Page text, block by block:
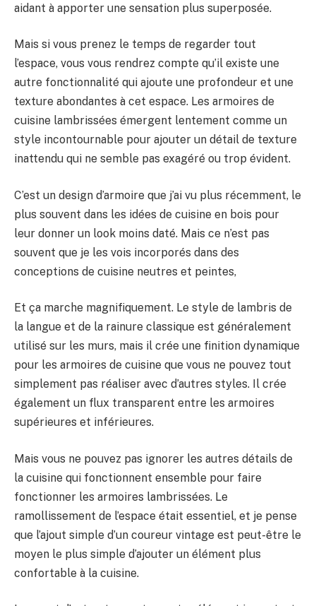
aidant à apporter une sensation plus superposée.
Mais si vous prenez le temps de regarder tout
l’espace, vous vous rendrez compte qu’il existe une
autre fonctionnalité qui ajoute une profondeur et une
texture abondantes à cet espace. Les armoires de
cuisine lambrissées émergent lentement comme un
style incontournable pour ajouter un détail de texture
inattendu qui ne semble pas exagéré ou trop évident.
C’est un design d’armoire que j’ai vu plus récemment, le
plus souvent dans les idées de cuisine en bois pour
leur donner un look moins daté. Mais ce n’est pas
souvent que je les vois incorporés dans des
conceptions de cuisine neutres et peintes,
Et ça marche magnifiquement. Le style de lambris de
la langue et de la rainure classique est généralement
utilisé sur les murs, mais il crée une finition dynamique
pour les armoires de cuisine que vous ne pouvez tout
simplement pas réaliser avec d’autres styles. Il crée
également un flux transparent entre les armoires
supérieures et inférieures.
Mais vous ne pouvez pas ignorer les autres détails de
la cuisine qui fonctionnent ensemble pour faire
fonctionner les armoires lambrissées. Le
ramollissement de l’espace était essentiel, et je pense
que l’ajout simple d’un coureur vintage est peut-être le
moyen le plus simple d’ajouter un élément plus
confortable à la cuisine.